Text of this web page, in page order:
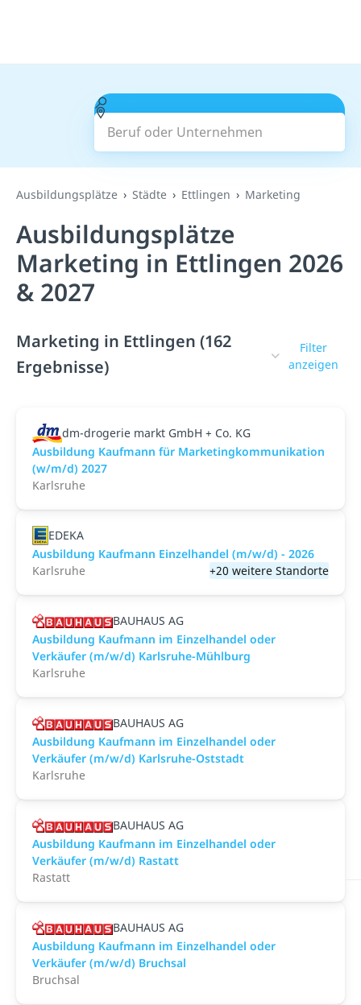
Beruf oder Unternehmen
Suchen
Ausbildungsplätze Städte Ettlingen Marketing
Ausbildungsplätze
Marketing in Ettlingen 2026
& 2027
Marketing in Ettlingen (162
Ergebnisse)
Filter
anzeigen
dm-drogerie markt GmbH + Co. KG
Ausbildung Kaufmann für Marketingkommunikation
(w/m/d) 2027
Karlsruhe
EDEKA
Ausbildung Kaufmann Einzelhandel (m/w/d) - 2026
Karlsruhe
+20 weitere Standorte
BAUHAUS AG
Ausbildung Kaufmann im Einzelhandel oder
Verkäufer (m/w/d) Karlsruhe-Mühlburg
Karlsruhe
BAUHAUS AG
Ausbildung Kaufmann im Einzelhandel oder
Verkäufer (m/w/d) Karlsruhe-Oststadt
Karlsruhe
BAUHAUS AG
Ausbildung Kaufmann im Einzelhandel oder
Verkäufer (m/w/d) Rastatt
Rastatt
BAUHAUS AG
Ausbildung Kaufmann im Einzelhandel oder
Verkäufer (m/w/d) Bruchsal
Bruchsal